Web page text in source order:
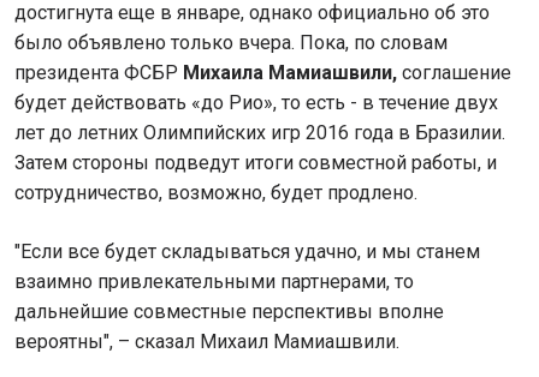
достигнута еще в январе, однако официально об это
было объявлено только вчера. Пока, по словам
президента ФСБР Михаила Мамиашвили, соглашение
будет действовать «до Рио», то есть - в течение двух
лет до летних Олимпийских игр 2016 года в Бразилии.
Затем стороны подведут итоги совместной работы, и
сотрудничество, возможно, будет продлено.
"Если все будет складываться удачно, и мы станем
взаимно привлекательными партнерами, то
дальнейшие совместные перспективы вполне
вероятны", – сказал Михаил Мамиашвили.